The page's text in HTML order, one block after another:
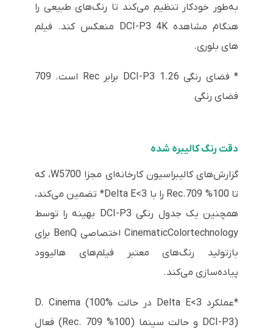
به‌طور خودکار تنظیم می‌کند تا رنگ‌های طبیعی را
هنگام مشاهده DCI-P3 4K منعکس کند. فیلم
های بلوری.
* فضای رنگی DCI-P3 1.26 برابر Rec است. 709
فضای رنگی
دقت رنگ کالیبره شده
گزارش‌های کالیبراسیون کارخانه‌ای مجزا W5700، که
تا 100% Rec.709 را با Delta E<3* تضمین می‌کند،
همچنین یک جدول رنگی DCI-P3 بهینه را توسط
CinematicColortechnology اختصاصی BenQ برای
بازتولید رنگ‌های معتبر فیلم‌های هالیوود
پیاده‌سازی می‌کند.
*عملکرد Delta E<3 در حالت D. Cinema (100%
DCI-P3) و حالت سینما (100% Rec. 709) فعال